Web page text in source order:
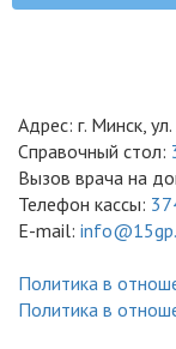
Адрес: г. Минск,
Справочный стол:
Вызов врача на
Телефон кассы:
E-mail:
Политика в
Политика в